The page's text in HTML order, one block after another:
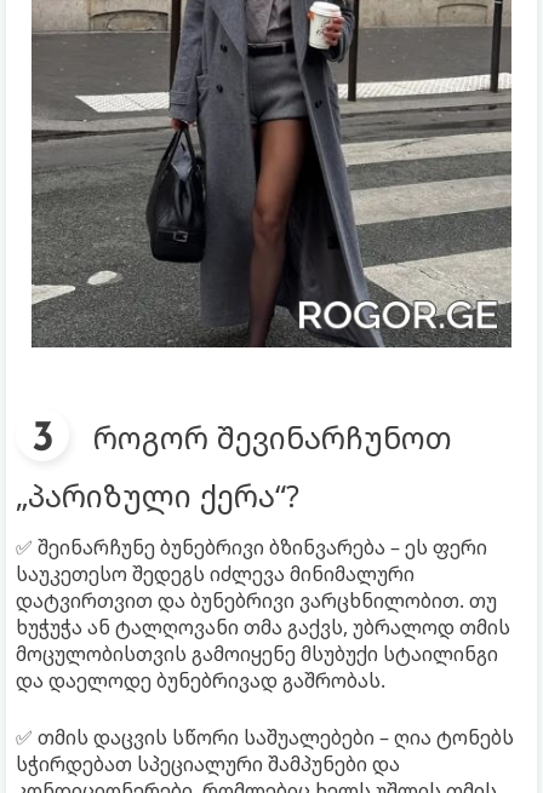
როგორ შევინარჩუნოთ
„პარიზული ქერა“?
✅ შეინარჩუნე ბუნებრივი ბზინვარება – ეს ფერი
საუკეთესო შედეგს იძლევა მინიმალური
დატვირთვით და ბუნებრივი ვარცხნილობით. თუ
ხუჭუჭა ან ტალღოვანი თმა გაქვს, უბრალოდ თმის
მოცულობისთვის გამოიყენე მსუბუქი სტაილინგი
და დაელოდე ბუნებრივად გაშრობას.
✅ თმის დაცვის სწორი საშუალებები – ღია ტონებს
სჭირდებათ სპეციალური შამპუნები და